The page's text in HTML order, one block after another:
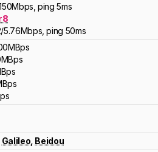
Mbps , ping 5ms
/5.76Mbps , ping 50ms
MBps
MBps
Galileo Beidou